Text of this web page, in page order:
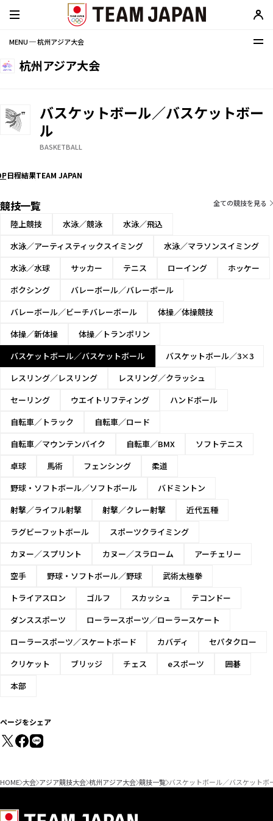
MENU ─ 杭州アジア大会
杭州アジア大会
バスケットボール／バスケットボー
ル
BASKETBALL
日程結果TEAM JAPAN
競技一覧 全ての競技を見る
陸上競技 水泳／競泳
水泳／飛込
水泳／アーティスティックスイミング
水泳／マラソンスイミング
水泳／水球
サッカー テニス ローイング
ホッケー
ボクシング
バレーボール／バレーボール
バレーボール／ビーチバレーボール
体操／体操競技
体操／新体操
体操／トランポリン
バスケットボール／バスケットボール
バスケットボール／3×3
レスリング／レスリング
レスリング／クラッシュ
セーリング
ウエイトリフティング
ハンドボール
自転車／トラック
自転車／ロード
自転車／マウンテンバイク
自転車／BMX
ソフトテニス
卓球
馬術 フェンシング
柔道
野球・ソフトボール／ソフトボール
バドミントン
射撃／ライフル射撃
射撃／クレー射撃
近代五種
ラグビーフットボール
スポーツクライミング
カヌー／スプリント
カヌー／スラローム
アーチェリー
空手
野球・ソフトボール／野球
武術太極拳
トライアスロン
ゴルフ スカッシュ
テコンドー
ダンススポーツ
ローラースポーツ／ローラースケート
ローラースポーツ／スケートボード
カバディ
セパタクロー
クリケット
ブリッジ チェス eスポーツ
囲碁
本部
ページをシェア
HOME 大会 アジア競技大会 杭州アジア大会 競技一覧 バスケットボール／バスケットボ